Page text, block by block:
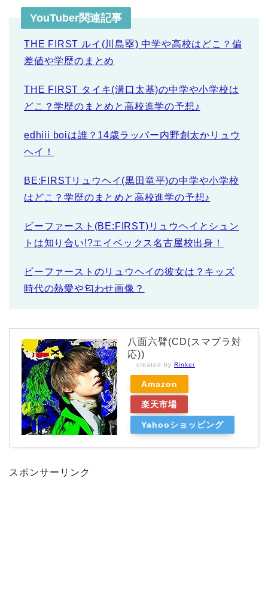
YouTuber関連記事
THE FIRST ルイ(川島塁) 中学や高校はどこ？偏
差値や学歴のまとめ
THE FIRST タイキ(溝口太基)の中学や小学校は
どこ？学歴のまとめと高校進学の予想♪
edhiii boiは誰？14歳ラッパー内野創太かリュウ
ヘイ！
BE:FIRSTリュウヘイ(黒田竜平)の中学や小学校
はどこ？学歴のまとめと高校進学の予想♪
ビーファースト(BE:FIRST)リュウヘイとシュン
トは知り合い!?エイベックス名古屋校出身！
ビーファーストのリュウヘイの彼女は？キッズ
時代の熱愛や匂わせ画像？
八面六臂(CD(スマプラ対
応))
created by Rinker
Amazon
楽天市場
Yahooショッピング
スポンサーリンク